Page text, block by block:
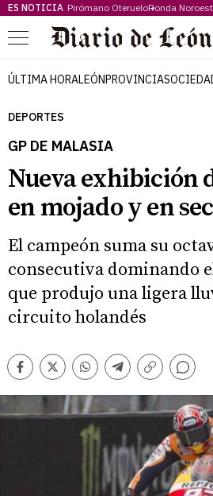
ES NOTICIA Pirómano OterueloRonda
Menú
ÚLTIMA HORALEÓNPROVINCIA
DEPORTES
GP DE MALASIA
Nueva exhibición
en mojado y en
El campeón suma su
consecutiva dominando
que produjo una ligera
circuito holandés
Facebook
TwitterWhatsappTelegram
Copiar
Comentarios